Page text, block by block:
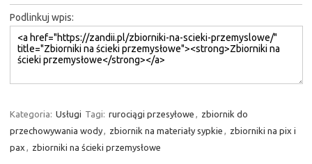
Podlinkuj wpis:
Kategoria: Usługi Tagi: rurociągi przesyłowe , zbiornik do
przechowywania wody, zbiornik na materiały sypkie , zbiorniki na pix i
pax , zbiorniki na ścieki przemysłowe